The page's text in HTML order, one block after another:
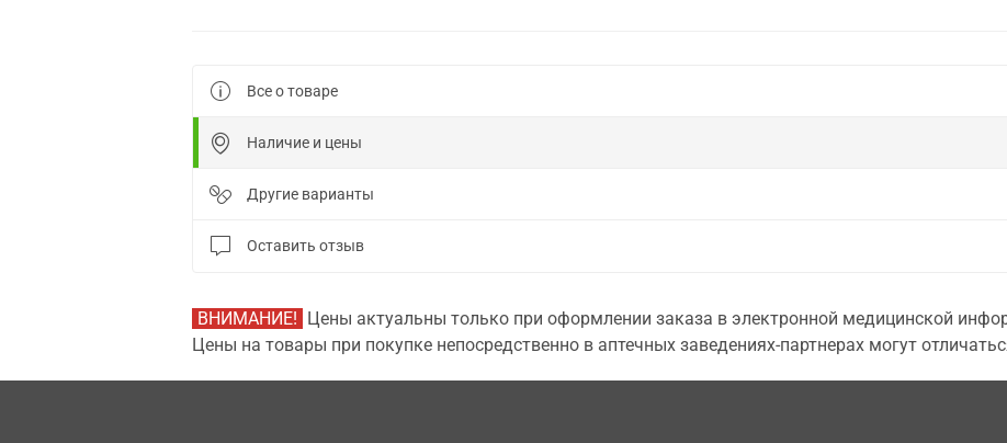
Все о товаре
Наличие и цены
Другие варианты
Оставить отзыв
ВНИМАНИЕ! Цены актуальны только при оформлении заказа в электронной медицинской
Цены на товары при покупке непосредственно в аптечных заведениях-партнерах могут